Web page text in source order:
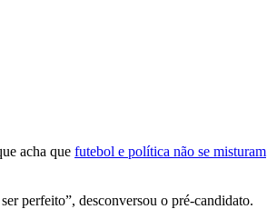
acha que futebol e política não se misturam
perfeito”, desconversou o pré-candidato.